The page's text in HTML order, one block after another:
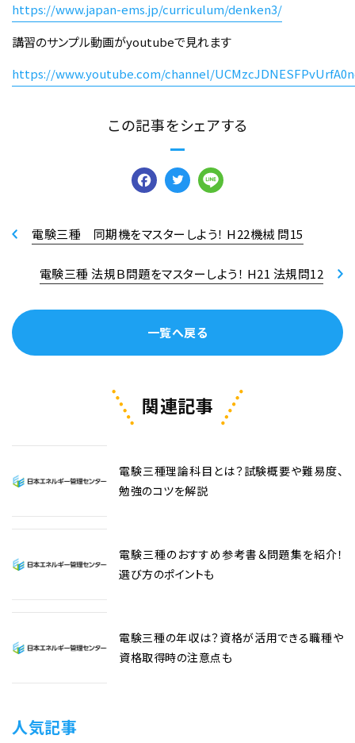
https://www.japan-ems.jp/curriculum/denken3/
講習のサンプル動画がyoutubeで見れます
https://www.youtube.com/channel/
この記事をシェアする
Facebook
Twitter
電験三種 同期機をマスターしよう！ H22機械 問15
一覧へ戻る
電験三種 法規Ｂ問題をマスターしよう！ H21 法規問12
関連記事
電験三種理論科目とは？試験概要や難易度、
勉強のコツを解説
電験三種のおすすめ参考書＆問題集を紹介！
選び方のポイントも
電験三種の年収は？資格が活用できる職種や
資格取得時の注意点も
人気記事